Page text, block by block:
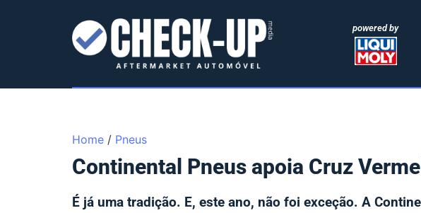
powered by
Home / Pneus
Continental Pneus apoia Cruz
É já uma tradição. E, este ano, não foi exceção. A